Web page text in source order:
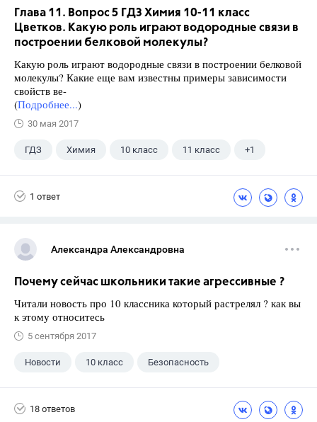
Глава 11. Вопрос 5 ГДЗ Химия 10-11 класс
Цветков. Какую роль играют водородные связи в
построении белковой молекулы?
Какую роль играют водородные связи в построении белковой
молекулы? Какие еще вам известны примеры зависимости
свойств ве-
(Подробнее...)
30 мая 2017
ГДЗ Химия 10 класс 11 класс +1
1 ответ
Александра Александровна
Почему сейчас школьники такие агрессивные ?
Читали новость про 10 классника который растрелял ? как вы
к этому относитесь
5 сентября 2017
Новости 10 класс Безопасность
18 ответов